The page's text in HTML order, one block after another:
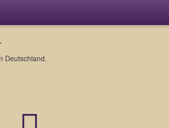
Deutschland.